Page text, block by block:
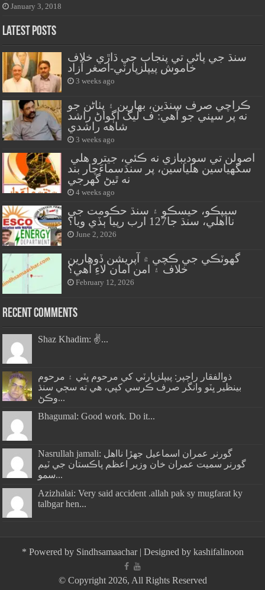
January 3, 2018
Latest Posts
سنڌ جي پاڻي تي پنجاب جي ڌاڙي خلاف
خاموش پيپلزپارٽي-اصغر آزاد
3 weeks ago
ڪراچي صرف سنڌين، بهارين ۽ پٺاڻن جو
نه پر سڀني جو آهي: ف ليگ اڳواڻ راشد
شاهه راشدي
3 weeks ago
سگهياسين هلياسين، پر سنڌسماءَچار بند
نه ٿيڻ گهرجي
4 weeks ago
سيپڪو، حيسڪو ۽ سنڌ حڪومت جي
نااهلي، سنڌ جا127 ارب رپيا ٻڏي ويا؟
June 2, 2026
گهوٽڪي جي ڪچي ۾ آپريشن ڏوهارين
خلاف ۽ امن امان لاءِ آهي؟
February 12, 2026
Recent Comments
Shaz Khadim: ✌️...
ذوالفقار راڄپر: پيپلزپارٽي کي مرحوم ڀٽي ۽ مرحوم
بينظير ڀٽو وانگر صرف ڪرسي کپي، هي ته سڄي سنڌ
وڪڻ...
Bhagumal: Good work. Do it...
Nasrullah jamali: گورنر عمران اسماعيل جھڙا نااهل
گورنر سميت عمران خان وزير اعظم پاڪستان جي ٽيم
سمو...
Azizhalai: Very said accident .allah pak sy mugfarat ky
talbgar hen...
* Powered by Sindhsamaachar| Designed by kashifalinoon
© Copyright 2026, All Rights Reserved